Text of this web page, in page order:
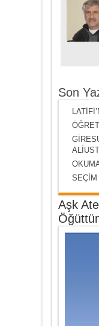
Son
SEÇİM
Aşk